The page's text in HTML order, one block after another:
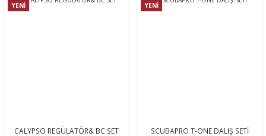
YENİ
CALYPSO REGÜLATÖR& BC SET
YENİ
SCUBAPRO T-ONE DALIŞ SETİ